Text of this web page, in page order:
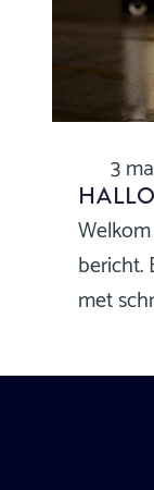
3
bericht.
met